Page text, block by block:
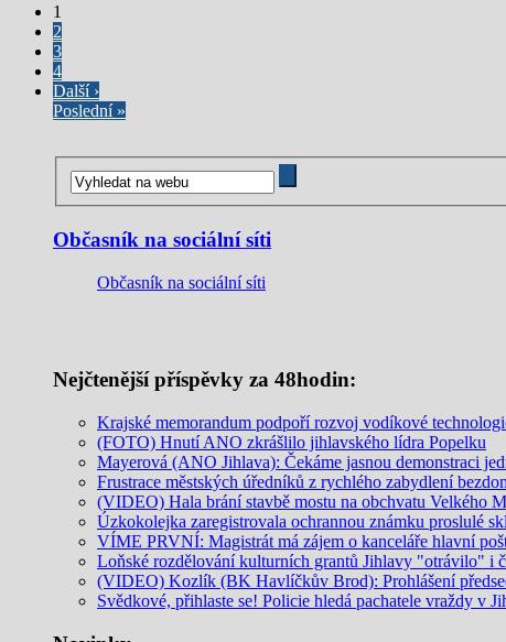
1
2
3
4
Další ›
Poslední »
Občasník na sociální síti
Občasník na sociální síti
Nejčtenější příspěvky za 48hodin:
Krajské memorandum podpoří rozvoj vodíkové
(FOTO) Hnutí ANO zkrášlilo jihlavského lídra Popelku
Mayerová (ANO Jihlava): Čekáme jasnou demonstraci
Frustrace městských úředníků z rychlého zabydlení
(VIDEO) Hala brání stavbě mostu na obchvatu Velkého
Úzkokolejka zaregistrovala ochrannou známku proslulé
VÍME PRVNÍ: Magistrát má zájem o kanceláře hlavní
Loňské rozdělování kulturních grantů Jihlavy "otrávilo" i
(VIDEO) Kozlík (BK Havlíčkův Brod): Prohlášení
Svědkové, přihlaste se! Policie hledá pachatele vraždy v